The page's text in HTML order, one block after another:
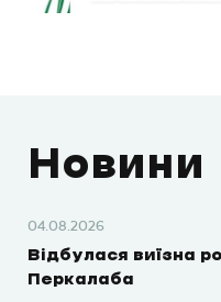
Новини
04.08.2026
Відбулася виїзна
Перкалаба